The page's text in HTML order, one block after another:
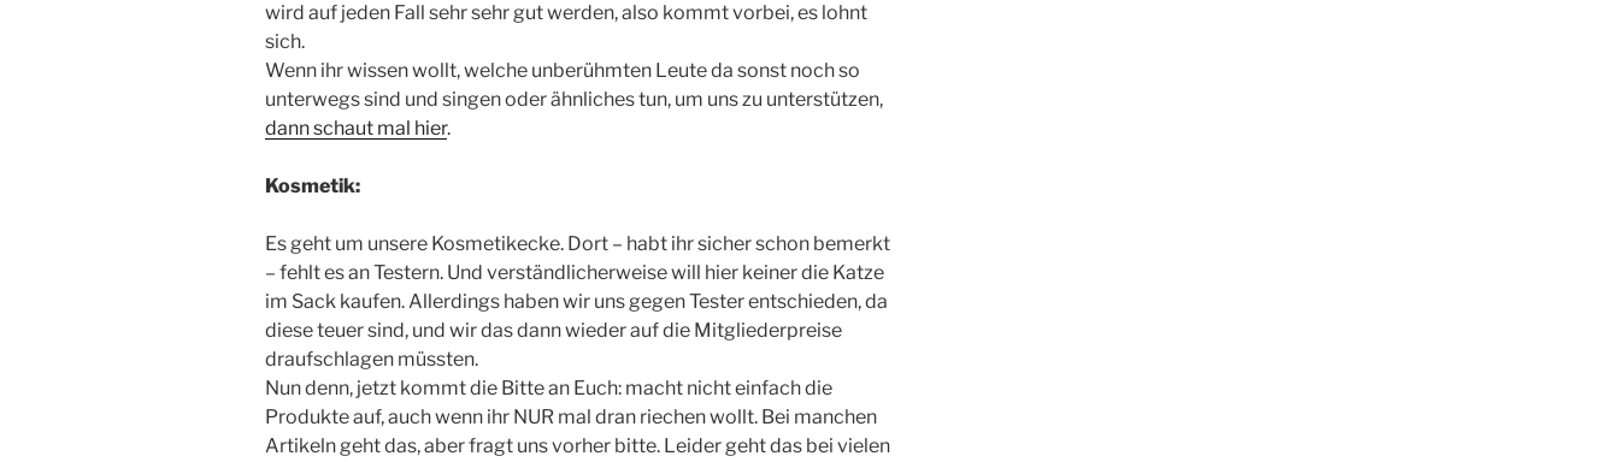
wird auf jeden Fall sehr sehr gut werden, also kommt vorbei, es lohnt
sich.
Wenn ihr wissen wollt, welche unberühmten Leute da sonst noch so
unterwegs sind und singen oder ähnliches tun, um uns zu unterstützen,
dann schaut mal hier.
Kosmetik:
Es geht um unsere Kosmetikecke. Dort – habt ihr sicher schon bemerkt
– fehlt es an Testern. Und verständlicherweise will hier keiner die Katze
im Sack kaufen. Allerdings haben wir uns gegen Tester entschieden, da
diese teuer sind, und wir das dann wieder auf die Mitgliederpreise
draufschlagen müssten.
Nun denn, jetzt kommt die Bitte an Euch: macht nicht einfach die
Produkte auf, auch wenn ihr NUR mal dran riechen wollt. Bei manchen
Artikeln geht das, aber fragt uns vorher bitte. Leider geht das bei vielen